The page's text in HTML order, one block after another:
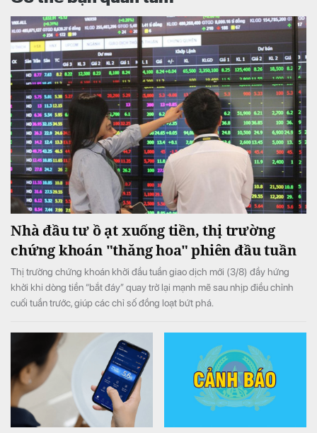
Nhà đầu tư ồ ạt xuống tiền, thị trường
chứng khoán "thăng hoa" phiên đầu tuần
Thị trường chứng khoán khởi đầu tuần giao dịch mới (3/8) đầy hứng
khởi khi dòng tiền “bắt đáy” quay trở lại mạnh mẽ sau nhịp điều chỉnh
cuối tuần trước, giúp các chỉ số đồng loạt bứt phá.